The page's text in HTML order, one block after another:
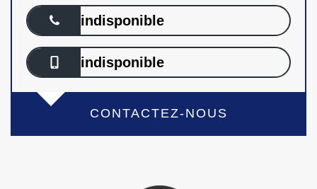
indisponible
indisponible
CONTACTEZ-NOUS